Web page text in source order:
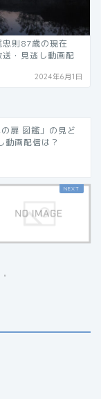
忠則87歳の現在
・見逃し動画配
2024年6月1日
扉 図鑑」の見ど
動画配信は？